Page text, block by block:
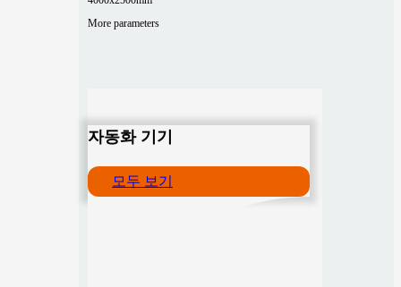
More parameters
자동화 기기
모두 보기